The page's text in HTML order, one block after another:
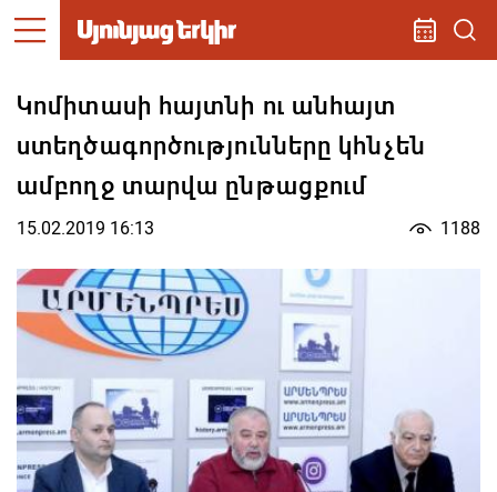
Կոմիտասի հայտնի ու անհայտ
ստեղծագործությունները կհնչեն
ամբողջ տարվա ընթացքում
15.02.2019 16:13 1188